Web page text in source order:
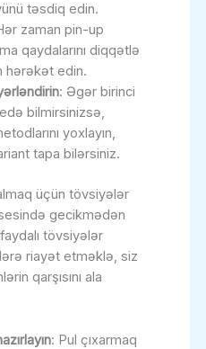
təsdiq edin.
zaman pin-up
qaydalarını diqqətlə
hərəkət edin.
: Əgər birinci
bilmirsinizsə,
yoxlayın,
tapa bilərsiniz.
üçün tövsiyələr
gecikmədən
tövsiyələr
riayət etməklə, siz
qarşısını ala
: Pul çıxarmaq